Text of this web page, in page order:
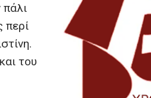
περί
του